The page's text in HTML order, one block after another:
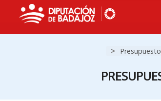
>